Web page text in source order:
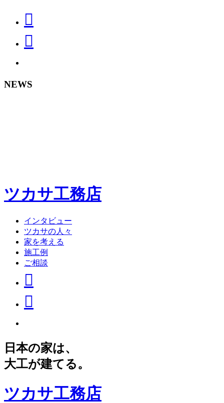
NEWS
ツカサ工務店
インタビュー
ツカサの人々
家を考える
施工例
ご相談
日本の家は、
大工が建てる。
ツカサ工務店